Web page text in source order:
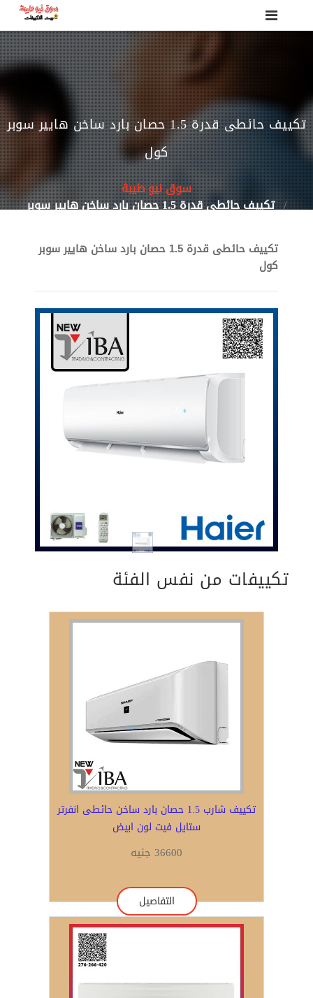
تكييف حائطى قدرة 1.5 حصان بارد ساخن هايير سوبر
كول
سوق نيو طيبة
تكييف حائطى قدرة 1.5 حصان بارد ساخن هايير سوبر
تكييف حائطى قدرة 1.5 حصان بارد ساخن هايير سوبر
كول
Next
تكييفات من نفس الفئة
تكييف شارب 1.5 حصان بارد ساخن حائطى انفرتر
ستايل فيت لون ابيض
36600 جنيه
التفاصيل